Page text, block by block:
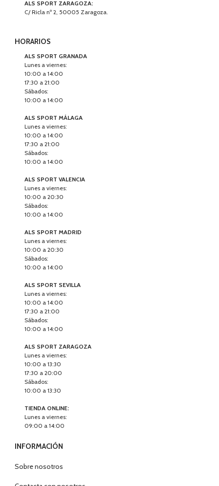
ALS SPORT ZARAGOZA:
C/ Ricla nº 2, 50005 Zaragoza.
HORARIOS
ALS SPORT GRANADA
Lunes a viernes:
10:00 a 14:00
17:30 a 21:00
Sábados:
10:00 a 14:00
ALS SPORT MÁLAGA
Lunes a viernes:
10:00 a 14:00
17:30 a 21:00
Sábados:
10:00 a 14:00
ALS SPORT VALENCIA
Lunes a viernes:
10:00 a 20:30
Sábados:
10:00 a 14:00
ALS SPORT MADRID
Lunes a viernes:
10:00 a 20:30
Sábados:
10:00 a 14:00
ALS SPORT SEVILLA
Lunes a viernes:
10:00 a 14:00
17:30 a 21:00
Sábados:
10:00 a 14:00
ALS SPORT ZARAGOZA
Lunes a viernes:
10:00 a 13:30
17:30 a 20:00
Sábados:
10:00 a 13:30
TIENDA ONLINE:
Lunes a viernes:
09:00 a 14:00
INFORMACIÓN
Sobre nosotros